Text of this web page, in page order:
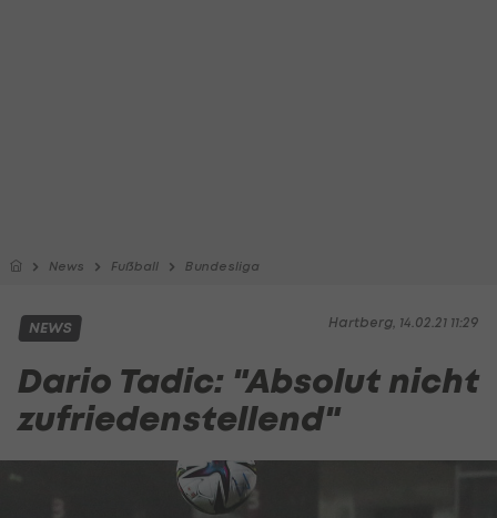
News Fußball Bundesliga
Hartberg, 14.02.21 11:29
NEWS
Dario Tadic: "Absolut nicht
zufriedenstellend"